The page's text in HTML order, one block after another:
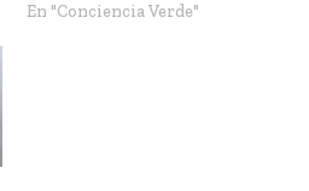
En "Conciencia Verde"